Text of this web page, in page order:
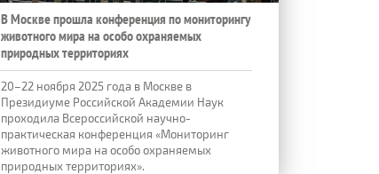
В Москве прошла конференция по мониторингу
животного мира на особо охраняемых
природных территориях
20–22 ноября 2025 года в Москве в
Президиуме Российской Академии Наук
проходила Всероссийской научно-
практическая конференция «Мониторинг
животного мира на особо охраняемых
природных территориях».